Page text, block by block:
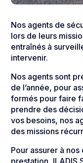
Nos agents de
lors de leurs
entraînés à
intervenir.
Nos agents sont
de l’année, pour
formés pour faire
prendre des
vos besoins, nos
des missions
Pour assurer à